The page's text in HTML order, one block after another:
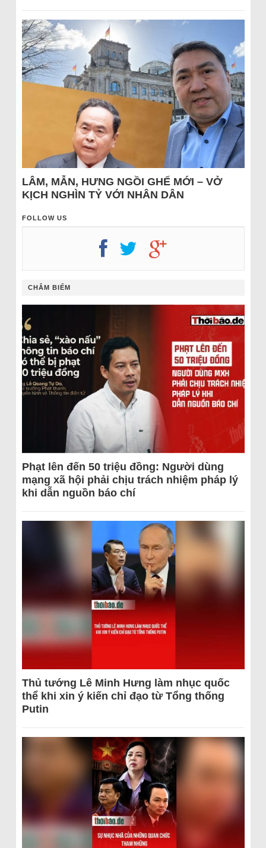
LÂM, MẪN, HƯNG NGỒI GHẾ MỚI – VỞ
KỊCH NGHÌN TỶ VỚI NHÂN DÂN
FOLLOW US
CHÂM BIẾM
Phạt lên đến 50 triệu đồng: Người dùng
mạng xã hội phải chịu trách nhiệm pháp lý
khi dẫn nguồn báo chí
Thủ tướng Lê Minh Hưng làm nhục quốc
thể khi xin ý kiến chỉ đạo từ Tổng thống
Putin